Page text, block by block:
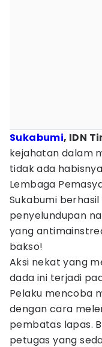
Sukabumi, IDN
kejahatan dalam
tidak ada
Lembaga
Sukabumi
penyelundupan
yang
bakso!
Aksi nekat yang
dada ini terjadi
Pelaku mencoba
dengan cara
pembatas lapas.
petugas yang